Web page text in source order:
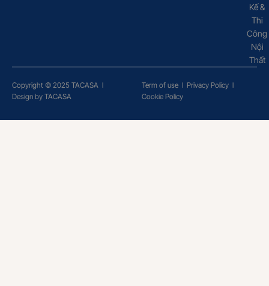
Kế &
Thi
Công
Nội
Thất
Copyright © 2025 TACASA l
Design by TACASA
Term of use l Privacy Policy l
Cookie Policy